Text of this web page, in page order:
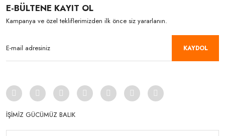
E-BÜLTENE KAYIT OL
Kampanya ve özel tekliflerimizden ilk önce siz yararlanın.
KAYDOL
İŞİMİZ GÜCÜMÜZ BALIK